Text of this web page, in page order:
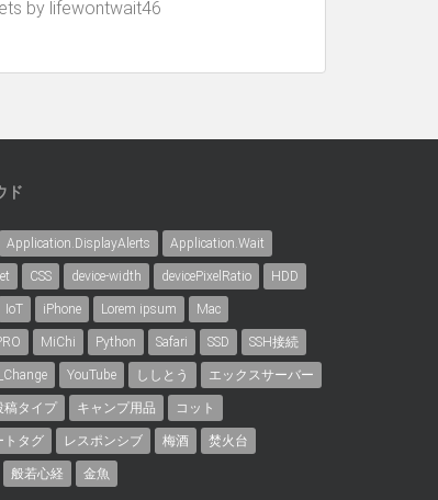
by lifewontwait46
ド
Application.DisplayAlerts Application.Wait
CSS device-width devicePixelRatio HDD
IoT iPhone Lorem ipsum Mac
MiChi Python Safari SSD SSH接続
YouTube ししとう エックスサーバー
稿タイプ キャンプ用品 コット
トタグ レスポンシブ 梅酒 焚火台
般若心経 金魚